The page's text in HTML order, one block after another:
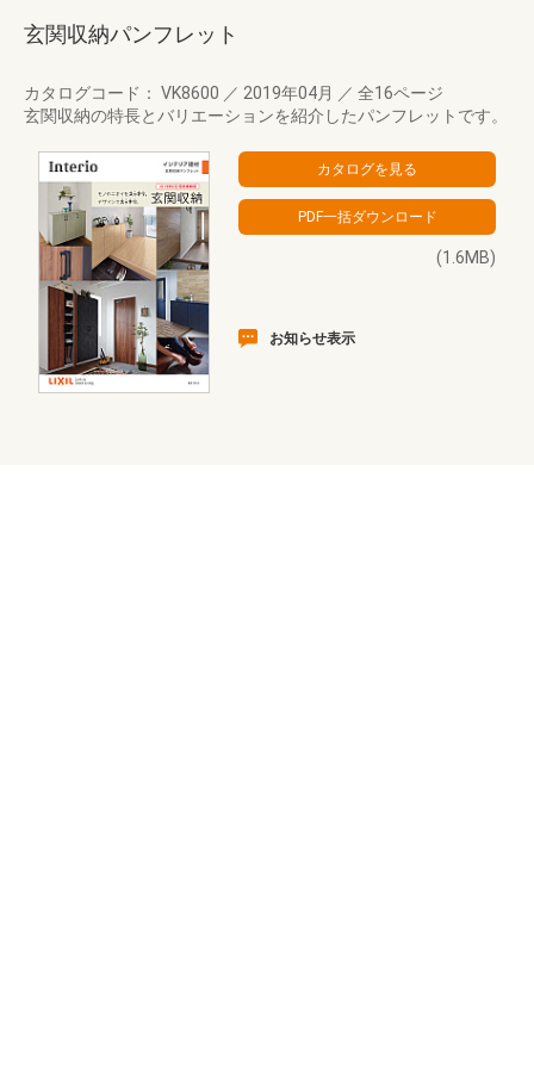
玄関収納パンフレット
カタログコード： VK8600 ／ 2019年04月 ／ 全16ページ
玄関収納の特長とバリエーションを紹介したパンフレットです。
(1.6MB)
お知らせ表示